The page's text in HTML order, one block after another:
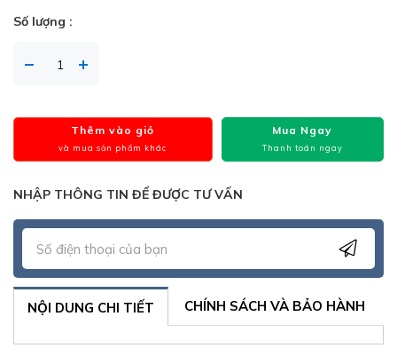
Số lượng :
Thêm vào giỏ
và mua sản phẩm khác
Mua Ngay
Thanh toán ngay
NHẬP THÔNG TIN ĐỂ ĐƯỢC TƯ VẤN
NỘI DUNG CHI TIẾT CHÍNH SÁCH VÀ BẢO HÀNH